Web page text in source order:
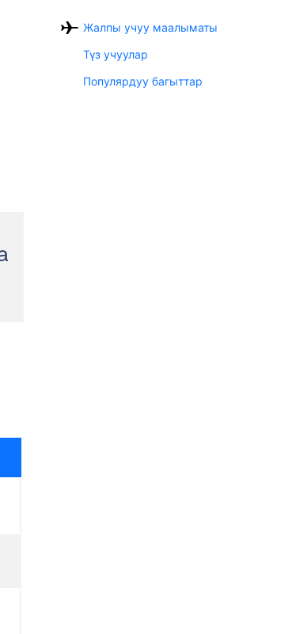
Жалпы учуу маалыматы
Түз учуулар
Популярдуу багыттар